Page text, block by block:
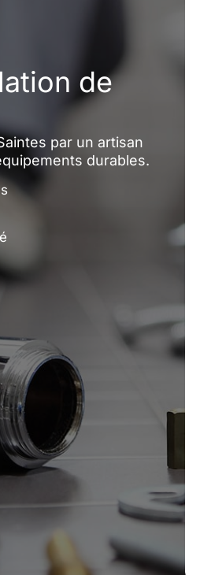
de
par un artisan
durables.